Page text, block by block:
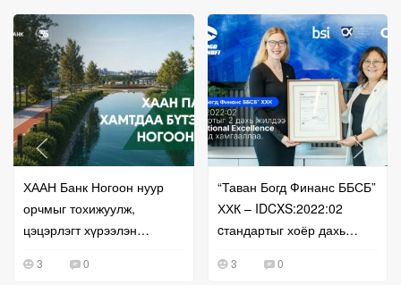
ХААН Банк Ногоон нуур
орчмыг тохижуулж,
цэцэрлэгт хүрээлэн
3 0
“Таван Богд Финанс ББСБ”
ХХК – IDCXS:2022:02
cтандартыг хоёр дахь
Excellence түвшинд
3 0